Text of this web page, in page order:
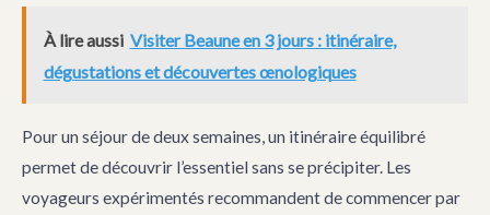
À lire aussi Visiter Beaune en 3 jours : itinéraire,
dégustations et découvertes œnologiques
Pour un séjour de deux semaines, un itinéraire équilibré
permet de découvrir l’essentiel sans se précipiter. Les
voyageurs expérimentés recommandent de commencer par